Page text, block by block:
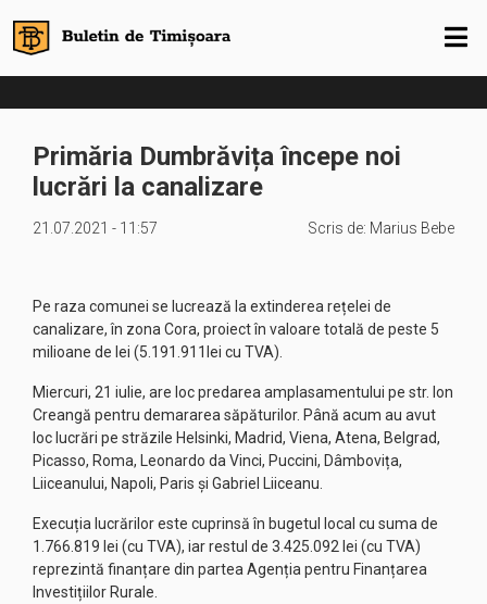
Primăria Dumbrăvița începe noi
lucrări la canalizare
21.07.2021 - 11:57 Scris de: Marius Bebe
Pe raza comunei se lucrează la extinderea rețelei de
canalizare, în zona Cora, proiect în valoare totală de peste 5
milioane de lei (5.191.911lei cu TVA).
Miercuri, 21 iulie, are loc predarea amplasamentului pe str. Ion
Creangă pentru demararea săpăturilor. Până acum au avut
loc lucrări pe străzile Helsinki, Madrid, Viena, Atena, Belgrad,
Picasso, Roma, Leonardo da Vinci, Puccini, Dâmbovița,
Liiceanului, Napoli, Paris și Gabriel Liiceanu.
Execuția lucrărilor este cuprinsă în bugetul local cu suma de
1.766.819 lei (cu TVA), iar restul de 3.425.092 lei (cu TVA)
reprezintă finanțare din partea Agenția pentru Finanțarea
Investițiilor Rurale.